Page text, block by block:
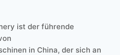
ist der führende
in China, der sich an